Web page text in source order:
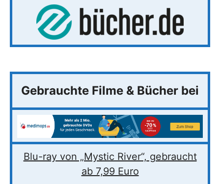
Gebrauchte Filme & Bücher bei
Blu-ray von „Mystic River“, gebraucht
ab 7,99 Euro